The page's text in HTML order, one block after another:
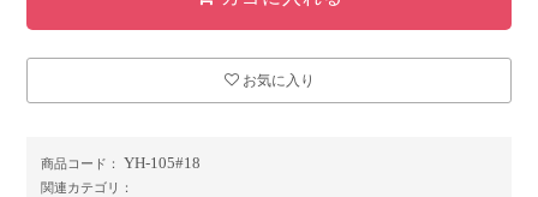
お気に入り
商品コード： YH-105#18
関連カテゴリ：